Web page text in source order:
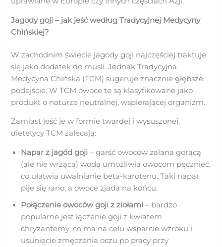
Jagody goji – jak jeść według Tradycyjnej Medycyny
Chińskiej?
W zachodnim świecie jagody goji najczęściej traktuje
się jako dodatek do musli. Jednak Tradycyjna
Medycyna Chińska (TCM) sugeruje znacznie głębsze
podejście. W TCM owoce te są klasyfikowane jako
produkt o naturze neutralnej, wspierającej organizm.
Zamiast jeść je w formie twardej i wysuszonej,
dietetycy TCM zalecają:
Napar z jagód goji– garść owoców zalana gorącą
(ale nie wrzącą) wodą umożliwia owocom pęcznieć,
co ułatwia uwalnianie beta-karotenu. Taki napar
pije się rano, a owoce zjada na końcu.
Połączenie owoców goji z ziołami – bardzo
popularne jest łączenie goji z kwiatem
chryzantemy, co ma na celu wsparcie wzroku i
usunięcie zmęczenia oczu po pracy przy